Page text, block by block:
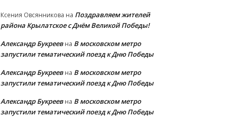
Ксения Овсянникова на Поздравляем жителей
района Крылатское с Днём Великой Победы!
Александр Букреевна В московском метро
запустили тематический поезд к Дню Победы
Александр Букреевна В московском метро
запустили тематический поезд к Дню Победы
Александр Букреевна В московском метро
запустили тематический поезд к Дню Победы